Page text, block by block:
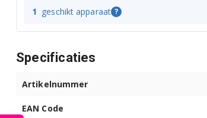
1 geschikt apparaat ?
Specificaties
Artikelnummer
EAN Code